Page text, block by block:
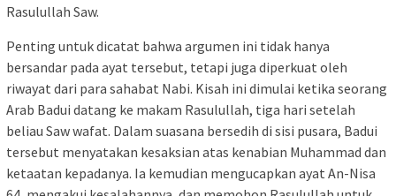
Rasulullah Saw.
Penting untuk dicatat bahwa argumen ini tidak hanya
bersandar pada ayat tersebut, tetapi juga diperkuat oleh
riwayat dari para sahabat Nabi. Kisah ini dimulai ketika seorang
Arab Badui datang ke makam Rasulullah, tiga hari setelah
beliau Saw wafat. Dalam suasana bersedih di sisi pusara, Badui
tersebut menyatakan kesaksian atas kenabian Muhammad dan
ketaatan kepadanya. Ia kemudian mengucapkan ayat An-Nisa